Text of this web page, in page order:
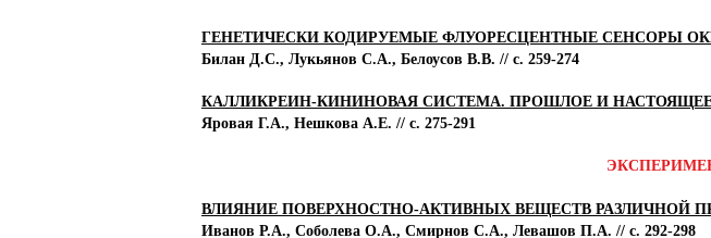
ГЕНЕТИЧЕСКИ КОДИРУЕМЫЕ ФЛУОРЕСЦЕНТНЫЕ СЕНСОРЫ
Билан Д.С., Лукьянов С.А., Белоусов В.В. // с. 259-274
КАЛЛИКРЕИН-КИНИНОВАЯ СИСТЕМА. ПРОШЛОЕ И
Яровая Г.А., Нешкова А.Е. // с. 275-291
ВЛИЯНИЕ ПОВЕРХНОСТНО-АКТИВНЫХ ВЕЩЕСТВ РАЗЛИЧНОЙ
Иванов Р.А., Соболева О.А., Смирнов С.А., Левашов П.А. // с. 292-298